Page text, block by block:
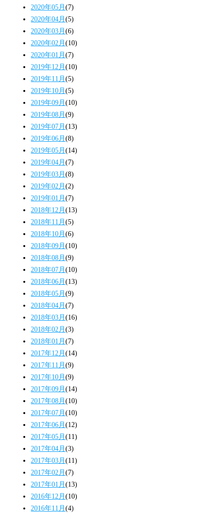
2020年05月(7)
2020年04月(5)
2020年03月(6)
2020年02月(10)
2020年01月(7)
2019年12月(10)
2019年11月(5)
2019年10月(5)
2019年09月(10)
2019年08月(9)
2019年07月(13)
2019年06月(8)
2019年05月(14)
2019年04月(7)
2019年03月(8)
2019年02月(2)
2019年01月(7)
2018年12月(13)
2018年11月(5)
2018年10月(6)
2018年09月(10)
2018年08月(9)
2018年07月(10)
2018年06月(13)
2018年05月(9)
2018年04月(7)
2018年03月(16)
2018年02月(3)
2018年01月(7)
2017年12月(14)
2017年11月(9)
2017年10月(9)
2017年09月(14)
2017年08月(10)
2017年07月(10)
2017年06月(12)
2017年05月(11)
2017年04月(3)
2017年03月(11)
2017年02月(7)
2017年01月(13)
2016年12月(10)
2016年11月(4)